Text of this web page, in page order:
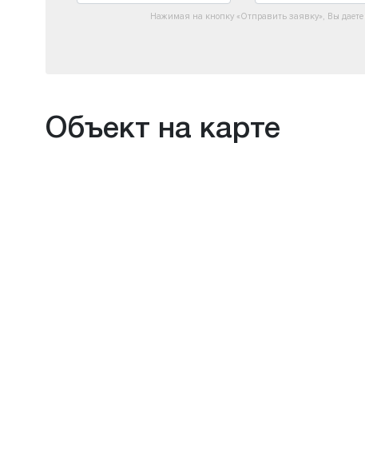
Нажимая на кнопку «Отправить заявку», Вы даете
Объект на карте